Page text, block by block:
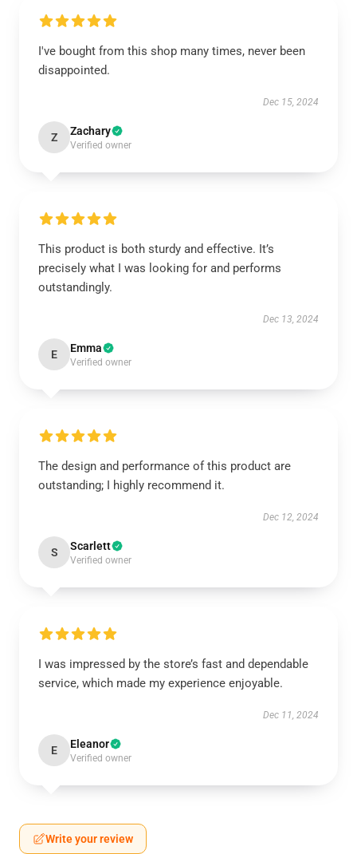
I've bought from this shop many times, never been
disappointed.
Dec 15, 2024
Z Zachary
Verified owner
This product is both sturdy and effective. It’s
precisely what I was looking for and performs
outstandingly.
Dec 13, 2024
E Emma
Verified owner
The design and performance of this product are
outstanding; I highly recommend it.
Dec 12, 2024
S Scarlett
Verified owner
I was impressed by the store’s fast and dependable
service, which made my experience enjoyable.
Dec 11, 2024
E Eleanor
Verified owner
Write your review